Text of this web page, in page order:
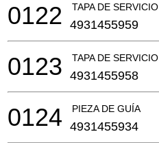
TAPA DE SERVICIO
0122 4931455959
TAPA DE SERVICIO
0123 4931455958
PIEZA DE GUÍA
0124 4931455934